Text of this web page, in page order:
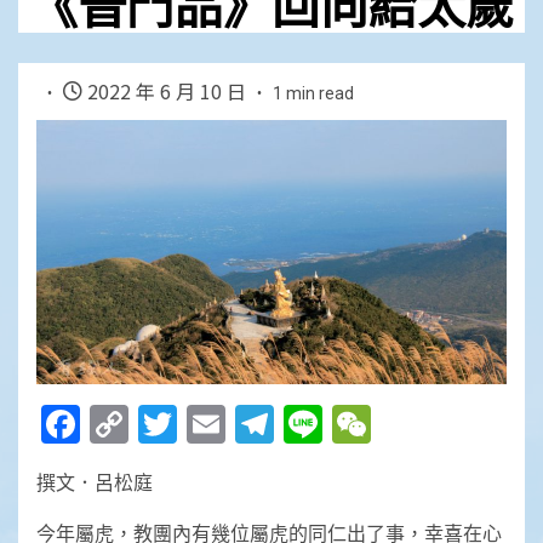
2022 年 6 月 10 日 1 min read
Facebook
Copy
Link
Twitter
EmailTelegram
Line
撰文．呂松庭
今年屬虎，教團內有幾位屬虎的同仁出了事，幸喜在心